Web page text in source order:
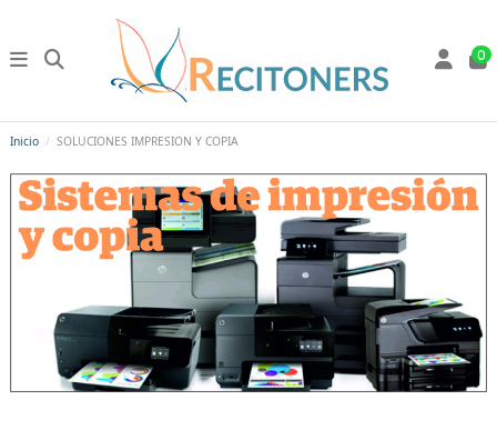
0
Inicio SOLUCIONES IMPRESION Y COPIA